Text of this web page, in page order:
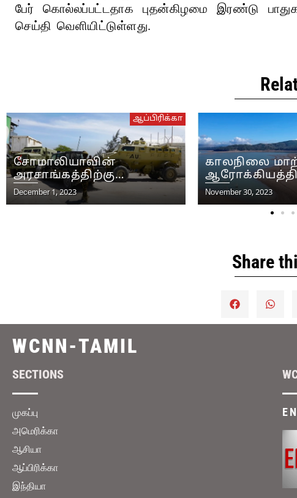
பேர் கொல்லப்பட்டதாக புதன்கிழமை இரண்டு
செய்தி வெளியிட்டுள்ளது.
ஆப்பிரிக்கா
சோமாலியாவின்
அரசாங்கத்திற்கு
ஆயுதங்கள்
வழங்குவதற்கான இறுதிக்
December 1, 2023
காலநிலை
மிகப்பெரிய
சுகாதார
November 30, 2023
Share
WCNN-TAMIL
SECTIONS
முகப்பு
அமெரிக்கா
ஆசியா
ஆப்பிரிக்கா
இந்தியா